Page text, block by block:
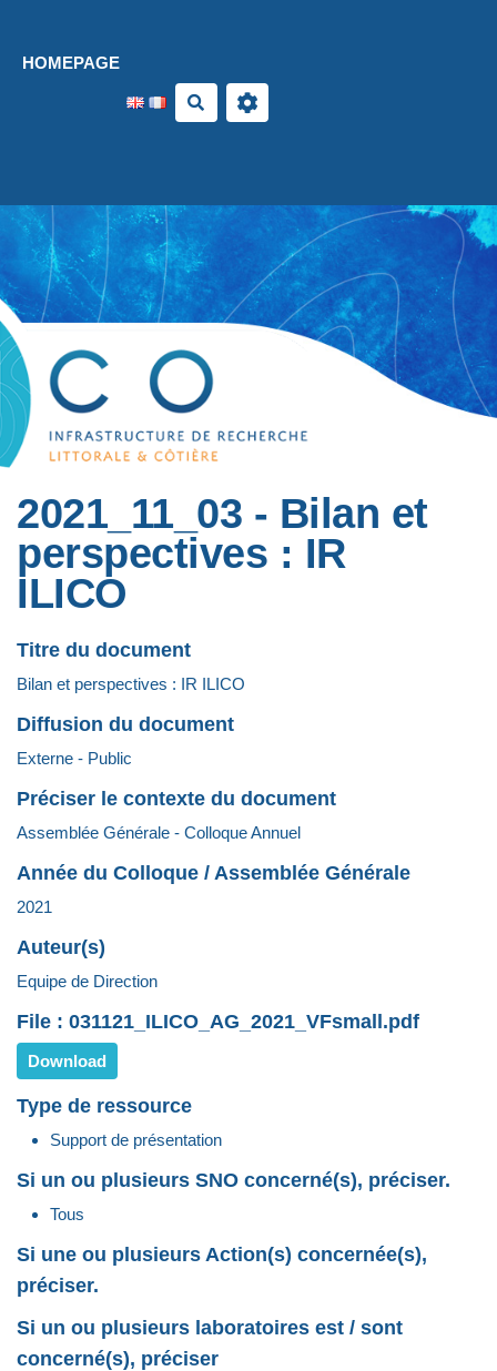
HOMEPAGE
Search
2021_11_03 - Bilan et
perspectives : IR
ILICO
Titre du document
Bilan et perspectives : IR ILICO
Diffusion du document
Externe - Public
Préciser le contexte du document
Assemblée Générale - Colloque Annuel
Année du Colloque / Assemblée Générale
2021
Auteur(s)
Equipe de Direction
File : 031121_ILICO_AG_2021_VFsmall.pdf
Download
Type de ressource
Support de présentation
Si un ou plusieurs SNO concerné(s), préciser.
Tous
Si une ou plusieurs Action(s) concernée(s),
préciser.
Si un ou plusieurs laboratoires est / sont
concerné(s), préciser